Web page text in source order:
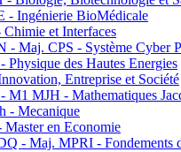
Ingénierie BioMédicale
et Interfaces
- Maj. CPS - Système Cyber
des Hautes Energies
Entreprise et Société
MJH - Mathematiques
- Mecanique
en Economie
- Maj. MPRI - Fondements